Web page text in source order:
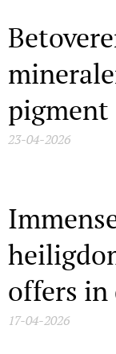
pigment
23-04-2026
offers in
17-04-2026